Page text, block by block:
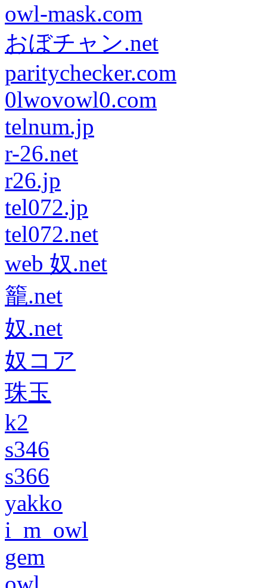
owl-mask.com
おぼチャン.net
paritychecker.com
0lwovowl0.com
telnum.jp
r-26.net
r26.jp
tel072.jp
tel072.net
web 奴.net
籠.net
奴.net
奴コア
珠玉
k2
s346
s366
yakko
i_m_owl
gem